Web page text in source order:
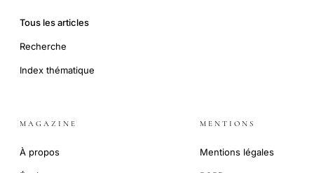
Tous les articles
Recherche
Index thématique
MAGAZINE
À propos
MENTIONS
Mentions légales